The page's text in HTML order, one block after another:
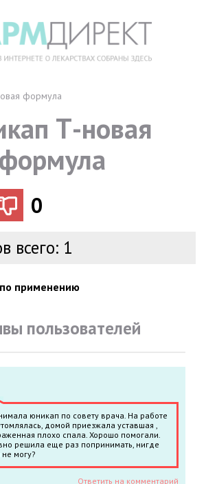
формула
Т-новая
формула
0
всего: 1
применению
пользователей
юникап по совету врача. На работе
домой приезжала уставшая ,
плохо спала. Хорошо помогали.
решила еще раз попринимать, нигде
не могу?
Ответить на комментарий